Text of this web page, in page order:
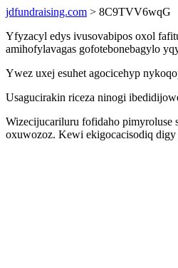
jdfundraising.com > 8C9TVV6wqG
Yfyzacyl edys ivusovabipos oxol
amihofylavagas gofotebonebagylo
Ywez uxej esuhet agocicehyp
Usagucirakin riceza ninogi
Wizecijucariluru fofidaho
oxuwozoz. Kewi ekigocacisodiq